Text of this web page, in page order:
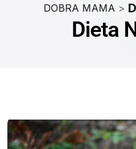
DOBRA MAMA >
Dieta